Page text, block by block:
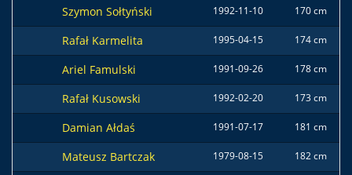
Szymon Sołtyński 1992-11-10 170 cm
Rafał Karmelita 1995-04-15 174 cm
Ariel Famulski 1991-09-26 178 cm
Rafał Kusowski 1992-02-20 173 cm
Damian Ałdaś 1991-07-17 181 cm
Mateusz Bartczak 1979-08-15 182 cm